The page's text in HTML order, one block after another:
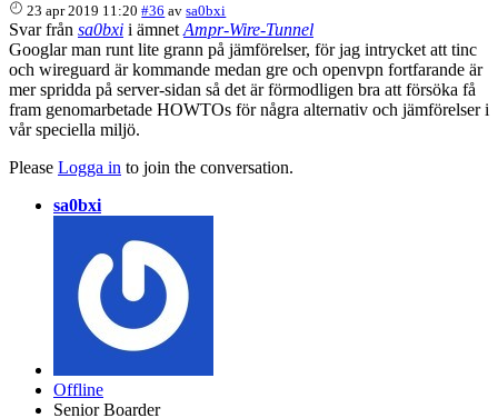
23 apr 2019 11:20 #36 avsa0bxi
Svar från sa0bxi i ämnet Ampr-Wire-Tunnel
Googlar man runt lite grann på jämförelser, för jag intrycket att tinc
och wireguard är kommande medan gre och openvpn fortfarande är
mer spridda på server-sidan så det är förmodligen bra att försöka få
fram genomarbetade HOWTOs för några alternativ och jämförelser i
vår speciella miljö.
Please Logga in to join the conversation.
sa0bxi
Offline
Senior Boarder